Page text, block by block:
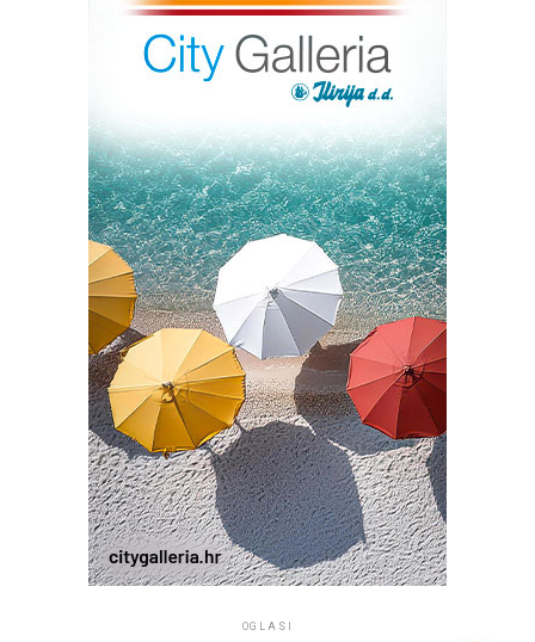
Jadranska aero-svemirska asocijacija (A3) ovim putem
upućuje javni poziv svim gradovima i općinama
(jedinicama lokalne samouprave) da u noći s 12. na 13.
kolovoza, sukladno sigurnosnim mogućnostima, ugase ili
barem smanje intenzitet javne rasvjete, posebice
dekorativne rasvjete na javnim zgradama i spomenicima.
Osim što će građanima omogućiti neometano i sigurno
promatranje ovog povijesnog nebeskog spektakla, ovaj
je događaj ključan za osvještavanje javnosti o rastućem,
globalnom problemu svjetlosnog onečišćenja. Ujedno
podsjećamo sve JLS na njihovu obvezu propisanu
Zakonom o zaštiti od svjetlosnog onečišćenja te
pripadajućim pravilnicima, koji nalažu da se sustavi javne
rasvjete moraju konačno urediti i ekološki optimizirati.
Smanjenje svjetlosnog zagađenja nije samo astronomski
interes, već je nužno za očuvanje noćnog okoliša,
bioraznolikosti te zaštitu ljudskog zdravlja i prirodnog
cirkadijalnog ritma.
Jadranska aerosvemirska asocijacija (A3) poziva sve
građane, obrazovne institucije i astronomska društva da
OGLASI